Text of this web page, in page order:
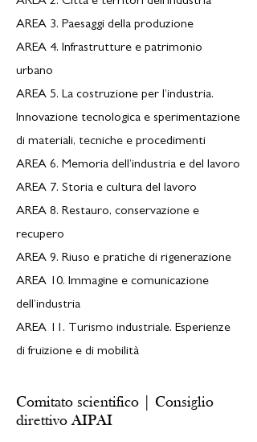
AREA 3. Paesaggi della produzione
AREA 4. Infrastrutture e patrimonio
urbano
AREA 5. La costruzione per l’industria.
Innovazione tecnologica e sperimentazione
di materiali, tecniche e procedimenti
AREA 6. Memoria dell’industria e del lavoro
AREA 7. Storia e cultura del lavoro
AREA 8. Restauro, conservazione e
recupero
AREA 9. Riuso e pratiche di rigenerazione
AREA 10. Immagine e comunicazione
dell’industria
AREA 11. Turismo industriale. Esperienze
di fruizione e di mobilità
Comitato scientifico | Consiglio
direttivo AIPAI